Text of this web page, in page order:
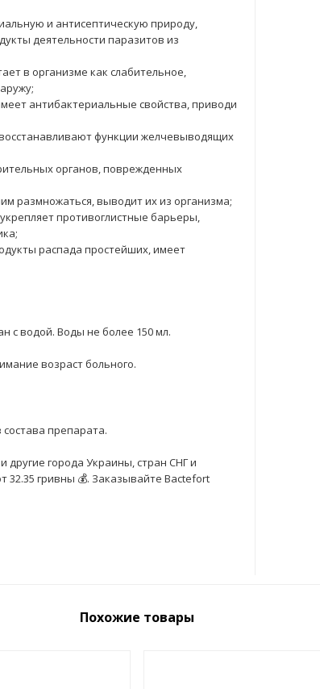
и антисептическую природу,
деятельности паразитов из
в организме как слабительное,
антибактериальные свойства, приводи
функции желчевыводящих
органов, поврежденных
размножаться, выводит их из организма;
противоглистные барьеры,
распада простейших, имеет
с водой. Воды не более 150 мл.
возраст больного.
препарата.
другие города Украины, стран СНГ и
гривны 💰. Заказывайте Bactefort
Похожие товары